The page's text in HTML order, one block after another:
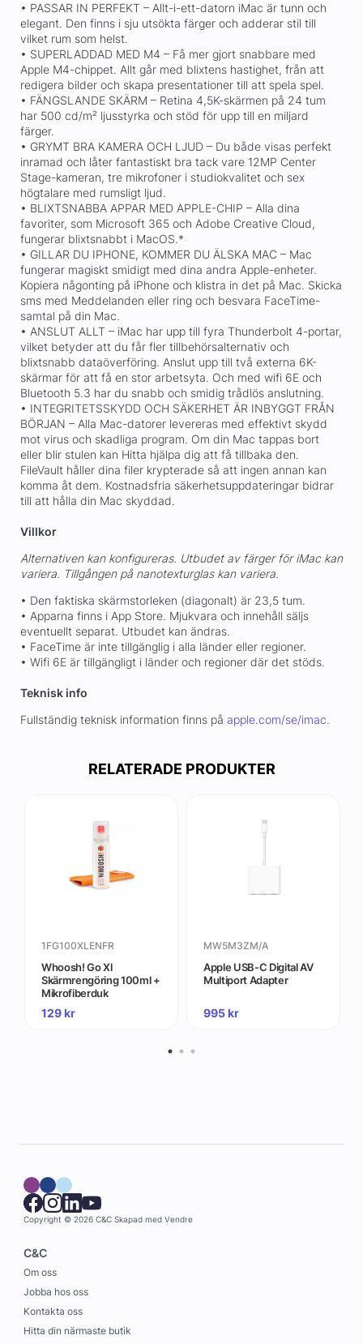
• PASSAR IN PERFEKT – Allt-i-ett-datorn iMac är tunn och
elegant. Den finns i sju utsökta färger och adderar stil till
vilket rum som helst.
• SUPERLADDAD MED M4 – Få mer gjort snabbare med
Apple M4-chippet. Allt går med blixtens hastighet, från att
redigera bilder och skapa presentationer till att spela spel.
• FÄNGSLANDE SKÄRM – Retina 4,5K-skärmen på 24 tum
har 500 cd/m² ljusstyrka och stöd för upp till en miljard
färger.
• GRYMT BRA KAMERA OCH LJUD – Du både visas perfekt
inramad och låter fantastiskt bra tack vare 12MP Center
Stage-kameran, tre mikrofoner i studiokvalitet och sex
högtalare med rumsligt ljud.
• BLIXTSNABBA APPAR MED APPLE-CHIP – Alla dina
favoriter, som Microsoft 365 och Adobe Creative Cloud,
fungerar blixtsnabbt i MacOS.*
• GILLAR DU IPHONE, KOMMER DU ÄLSKA MAC – Mac
fungerar magiskt smidigt med dina andra Apple-enheter.
Kopiera någonting på iPhone och klistra in det på Mac. Skicka
sms med Meddelanden eller ring och besvara FaceTime-
samtal på din Mac.
• ANSLUT ALLT – iMac har upp till fyra Thunderbolt 4-portar,
vilket betyder att du får fler tillbehörsalternativ och
blixtsnabb dataöverföring. Anslut upp till två externa 6K-
skärmar för att få en stor arbetsyta. Och med wifi 6E och
Bluetooth 5.3 har du snabb och smidig trådlös anslutning.
• INTEGRITETSSKYDD OCH SÄKERHET ÄR INBYGGT FRÅN
BÖRJAN – Alla Mac-datorer levereras med effektivt skydd
mot virus och skadliga program. Om din Mac tappas bort
eller blir stulen kan Hitta hjälpa dig att få tillbaka den.
FileVault håller dina filer krypterade så att ingen annan kan
komma åt dem. Kostnadsfria säkerhetsuppdateringar bidrar
till att hålla din Mac skyddad.
Villkor
Alternativen kan konfigureras. Utbudet av färger för iMac kan
variera. Tillgången på nanotexturglas kan variera.
• Den faktiska skärmstorleken (diagonalt) är 23,5 tum.
• Apparna finns i App Store. Mjukvara och innehåll säljs
eventuellt separat. Utbudet kan ändras.
• FaceTime är inte tillgänglig i alla länder eller regioner.
• Wifi 6E är tillgängligt i länder och regioner där det stöds.
Teknisk info
Fullständig teknisk information finns på apple.com/se/imac.
RELATERADE PRODUKTER
1FG100XLENFR
Whoosh! Go Xl
Skärmrengöring 100ml +
Mikrofiberduk
129kr
MW5M3ZM/A
Apple USB-C Digital AV
Multiport Adapter
995kr
Copyright © 2026 C&C Skapad med Vendre
C&C
Om oss
Jobba hos oss
Kontakta oss
Hitta din närmaste butik